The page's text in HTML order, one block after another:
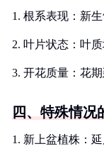
1. 根系表现：新
2. 叶片状态：叶
3. 开花质量：花
四、特殊情况
1. 新上盆植株：